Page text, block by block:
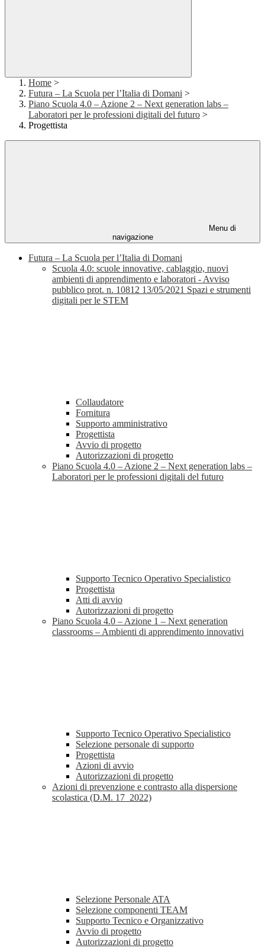
Home >
Futura – La Scuola per l’Italia di Domani >
Piano Scuola 4.0 – Azione 2 – Next generation labs –
Laboratori per le professioni digitali del futuro >
Progettista
Menu di
navigazione
Futura – La Scuola per l’Italia di Domani
Scuola 4.0: scuole innovative, cablaggio, nuovi
ambienti di apprendimento e laboratori - Avviso
pubblico prot. n. 10812 13/05/2021 Spazi e strumenti
digitali per le STEM
Collaudatore
Fornitura
Supporto amministrativo
Progettista
Avvio di progetto
Autorizzazioni di progetto
Piano Scuola 4.0 – Azione 2 – Next generation labs –
Laboratori per le professioni digitali del futuro
Supporto Tecnico Operativo Specialistico
Progettista
Atti di avvio
Autorizzazioni di progetto
Piano Scuola 4.0 – Azione 1 – Next generation
classrooms – Ambienti di apprendimento innovativi
Supporto Tecnico Operativo Specialistico
Selezione personale di supporto
Progettista
Azioni di avvio
Autorizzazioni di progetto
Azioni di prevenzione e contrasto alla dispersione
scolastica (D.M. 17_2022)
Selezione Personale ATA
Selezione componenti TEAM
Supporto Tecnico e Organizzativo
Avvio di progetto
Autorizzazioni di progetto